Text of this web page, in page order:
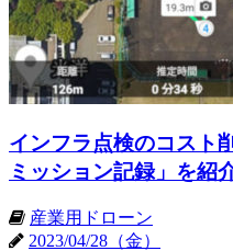
インフラ点検のコスト
ミッション記録」を紹
産業用ドローン
2023/04/28（金）